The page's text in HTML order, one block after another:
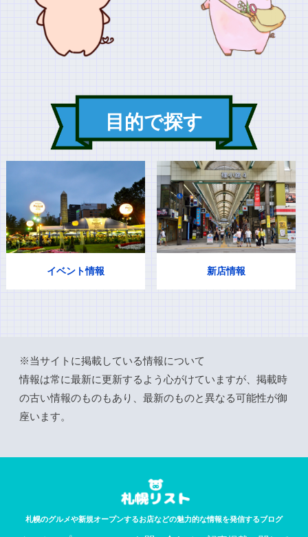
目的で探す
イベント情報 新店情報
※当サイトに掲載している情報について
情報は常に最新に更新するよう心がけていますが、掲載時
の古い情報のものもあり、最新のものと異なる可能性が御
座います。
札幌のグルメや新規オープンするお店などの魅力的な情報を発信するブログ